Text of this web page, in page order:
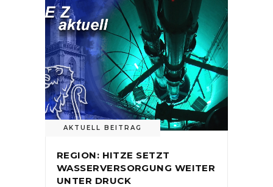
AKTUELL BEITRAG
REGION: HITZE SETZT
WASSERVERSORGUNG WEITER
UNTER DRUCK